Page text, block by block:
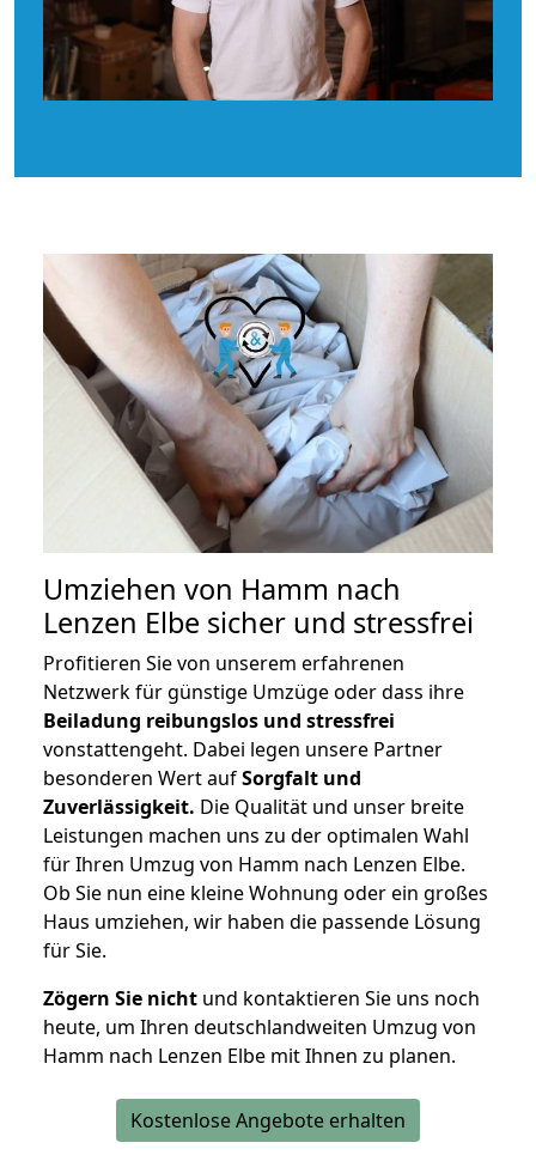
Umziehen von Hamm nach
Lenzen Elbe sicher und stressfrei
Profitieren Sie von unserem erfahrenen
Netzwerk für günstige Umzüge oder dass ihre
Beiladung reibungslos und stressfrei
vonstattengeht. Dabei legen unsere Partner
besonderen Wert aufSorgfalt und
Zuverlässigkeit. Die Qualität und unser breite
Leistungen machen uns zu der optimalen Wahl
für Ihren Umzug von Hamm nach Lenzen Elbe.
Ob Sie nun eine kleine Wohnung oder ein großes
Haus umziehen, wir haben die passende Lösung
für Sie.
Zögern Sie nicht und kontaktieren Sie uns noch
heute, um Ihren deutschlandweiten Umzug von
Hamm nach Lenzen Elbe mit Ihnen zu planen.
Kostenlose Angebote erhalten